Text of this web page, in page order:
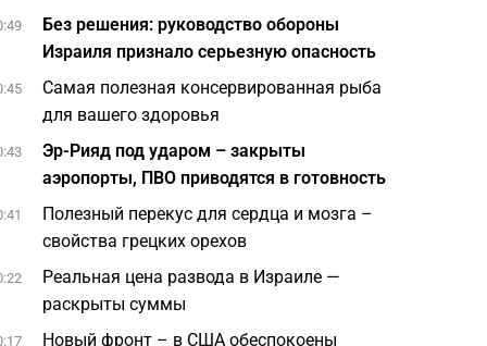
Без решения: руководство обороны
Израиля признало серьезную опасность
Самая полезная консервированная рыба
для вашего здоровья
Эр-Рияд под ударом – закрыты
аэропорты, ПВО приводятся в готовность
Полезный перекус для сердца и мозга –
свойства грецких орехов
Реальная цена развода в Израиле —
раскрыты суммы
Новый фронт – в США обеспокоены